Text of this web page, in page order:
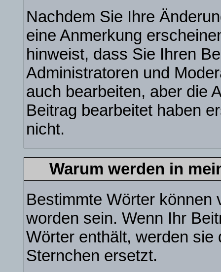
Nachdem Sie Ihre
eine Anmerkung
hinweist, dass Sie Ihren
Administratoren und
auch bearbeiten, aber die
Beitrag bearbeitet haben
nicht.
Warum werden in
Bestimmte Wörter können
worden sein. Wenn Ihr
Wörter enthält, werden
Sternchen ersetzt.